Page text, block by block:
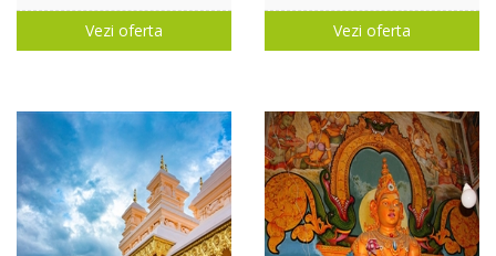
Vezi oferta Vezi oferta